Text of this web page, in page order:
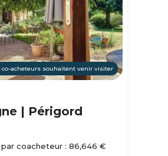
co-acheteurs souhaitent venir visiter
| Périgord
coacheteur : 86,646 €